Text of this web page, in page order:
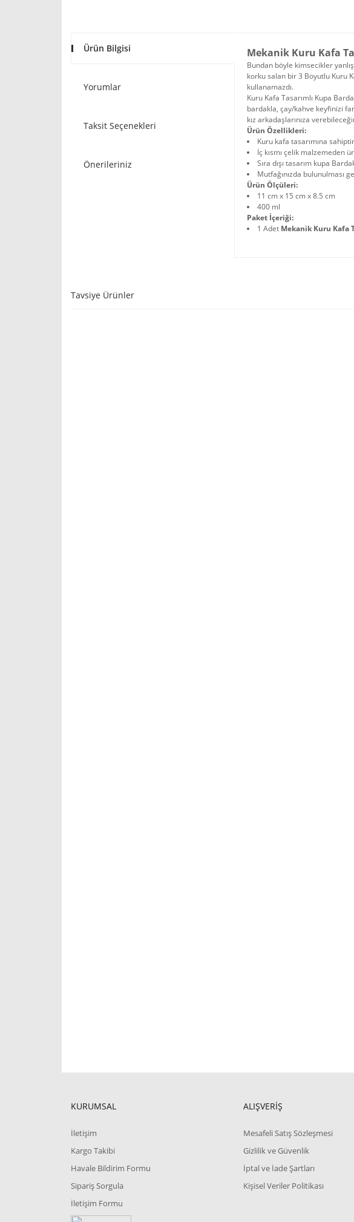
Ürün Bilgisi
Yorumlar
Taksit Seçenekleri
Önerileriniz
Mekanik Kuru Kafa
Bundan böyle kimsecikler
korku salan bir 3 Boyutlu Kuru
kullanamazdı.
Kuru Kafa Tasarımlı Kupa
bardakla, çay/kahve keyfinizi
kız arkadaşlarınıza
Ürün Özellikleri:
Kuru kafa tasarımına
İç kısmı çelik malzemeden
Sıra dışı tasarım kupa
Mutfağınızda bulunulması
Ürün Ölçüleri:
11 cm x 15 cm x 8.5 cm
400 ml
Paket İçeriği:
1 Adet Mekanik Kuru Kafa
Tavsiye Ürünler
KURUMSAL
İletişim
Kargo Takibi
Havale Bildirim Formu
Sipariş Sorgula
İletişim Formu
ALIŞVERİŞ
Mesafeli Satış Sözleşmesi
Gizlilik ve Güvenlik
İptal ve İade Şartları
Kişisel Veriler Politikası